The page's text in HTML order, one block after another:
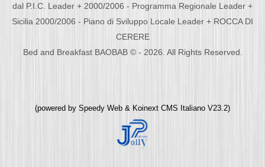
dal P.I.C. Leader + 2000/2006 - Programma Regionale Leader +
Sicilia 2000/2006 - Piano di Sviluppo Locale Leader + ROCCA DI
CERERE
Bed and Breakfast BAOBAB © - 2026. All Rights Reserved.
(powered by Speedy Web & Koinext CMS Italiano V23.2)